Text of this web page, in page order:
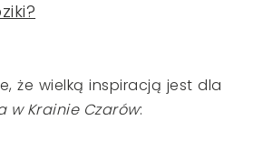
że wielką inspiracją jest dla
w Krainie Czarów: